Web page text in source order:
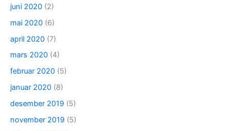
juni 2020 (2)
mai 2020 (6)
april 2020 (7)
mars 2020 (4)
februar 2020 (5)
januar 2020 (8)
desember 2019 (5)
november 2019 (5)